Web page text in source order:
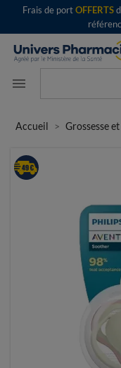
Frais de portOFFERTS
menu
Accueil Grossesse